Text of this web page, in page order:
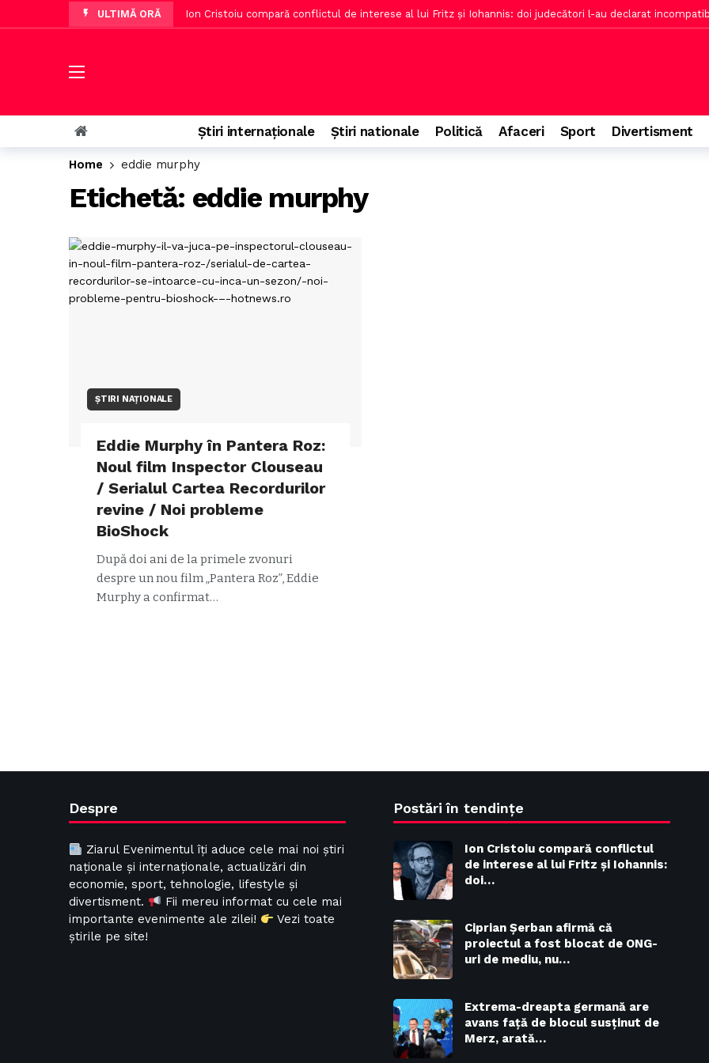
ULTIMĂ ORĂ Ion Cristoiu compară conflictul de interese al lui Fritz și Iohannis: doi judecători l-au declarat
Prețurile vacanțelor în Italia au crescut în 2026, serviciile locale s-au scumpit 3 ore în urmă
Echipele românești, umilite în meciurile din Nord de la Silkeborg, Hacken, Tromso 3 ore în urmă
Piperea: Ursula și Macron, discuție secretă împotriva lui Trump
Literatura clasică, considerată perimată de unii, discuție în articol
Ministrul Agriculturii a discutat la Ankara despre exportul de ovine și cooperarea în agricultură
Nelu Varga a concediat pe Folha și a contactat antrenorul dorit în timpul meciului
Știri internaționale Știri nationale Politică Afaceri Sport Divertisment
Home eddie murphy
Etichetă: eddie murphy
ȘTIRI NAȚIONALE
Eddie Murphy în Pantera Roz:
Noul film Inspector Clouseau
/ Serialul Cartea Recordurilor
revine / Noi probleme
BioShock
După doi ani de la primele zvonuri
despre un nou film „Pantera Roz”, Eddie
Murphy a confirmat…
Despre
Ziarul Evenimentul îți aduce cele mai noi știri
naționale și internaționale, actualizări din
economie, sport, tehnologie, lifestyle și
divertisment.
Fii mereu informat cu cele mai
importante evenimente ale zilei!
Vezi toate
știrile pe site!
Postări în tendințe
Ion Cristoiu compară conflictul
de interese al lui Fritz și Iohannis:
doi…
Ciprian Șerban afirmă că
proiectul a fost blocat de ONG-
uri de mediu, nu…
Extrema-dreapta germană are
avans față de blocul susținut de
Merz, arată…